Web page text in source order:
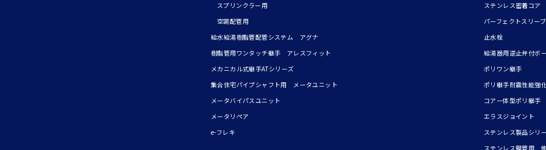
スプリンクラー用
空調配管用
給水給湯樹脂管配管システム アグナ
樹脂管用ワンタッチ継手 アレスフィット
メカニカル式継手ATシリーズ
集合住宅パイプシャフト用 メータユニット
メータバイパスユニット
メータリペア
e-フレキ
ステンレス密着コア
パーフェクトスリーブ
止水栓
給湯器用逆止弁付ボ
ポリワン継手
ポリ継手耐震性能強
コア一体型ポリ継手
エラスジョイント
ステンレス製品シリ
ステンレス鋼管用